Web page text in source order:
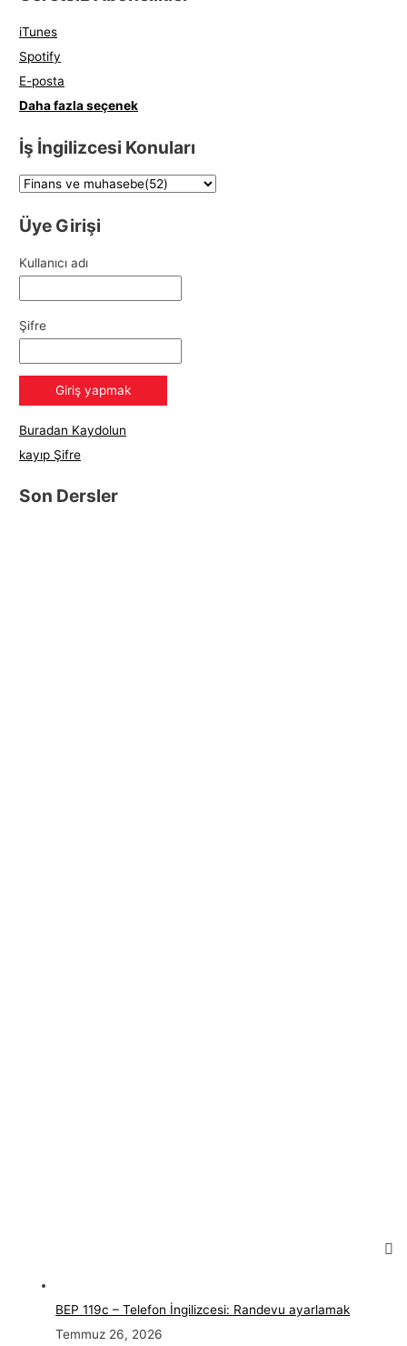
iTunes
Spotify
E-posta
Daha fazla seçenek
İş İngilizcesi Konuları
Üye Girişi
Kullanıcı adı
Şifre
Buradan Kaydolun
kayıp Şifre
Son Dersler
BEP 119c – Telefon İngilizcesi: Randevu ayarlamak
Temmuz 26, 2026